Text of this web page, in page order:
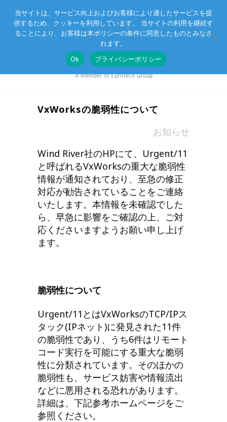
Eurotechグループ お客様サポート お問い合わせ
VxWorksの脆弱性について
お知らせ
Wind River社のHPにて、Urgent/11
と呼ばれるVxWorksの重大な脆弱性
情報が通知されており、至急の修正
対応が勧告されていることをご連絡
いたします。本情報を未確認でした
ら、早急に影響をご確認の上、ご対
応くださいますようお願い申し上げ
ます。
脆弱性について
Urgent/11とはVxWorksのTCP/IPス
タック(IPネット)に発見された11件
の脆弱性であり、うち6件はリモート
コード実行を可能にする重大な脆弱
性に分類されています。そのほかの
脆弱性も、サービス妨害や情報流出
などに悪用される恐れがあります。
詳細は、下記参考ホームページをご
参照ください。
当サイトは、サービス向上およびお客様により適したサービスを提
供するため、クッキーを利用しています。 当サイトの利用を継続す
ることにより、お客様は本ポリシーの条件に同意したものとみなさ
れます。
Ok
プライバシーポリシー